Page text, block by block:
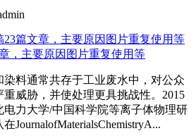
，主要原因图片重复使用等
染料通常共存于工业废水中，对公众
威胁，并使处理更具挑战性。2015
电力大学/中国科学院等离子体物理研
JournalofMaterialsChemistryA...